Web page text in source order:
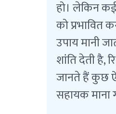
हो। लेकिन कई
को प्रभावित
उपाय मानी
शांति देती है,
जानते हैं कुछ
सहायक माना